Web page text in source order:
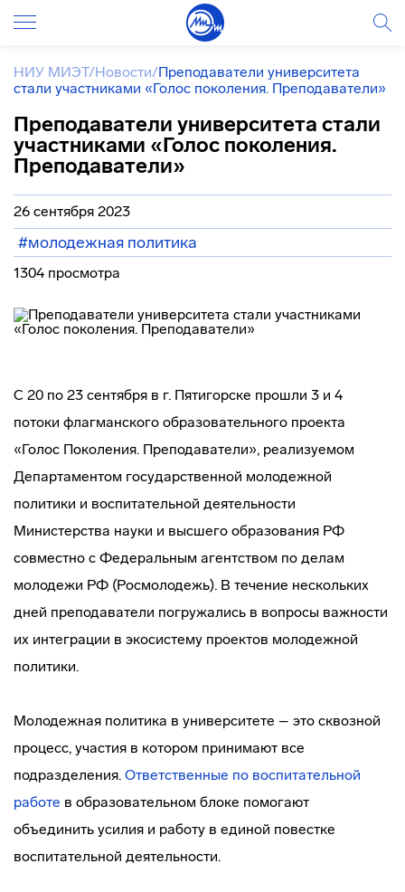
НИУ МИЭТ/Новости/Преподаватели университета
стали участниками «Голос поколения. Преподаватели»
Преподаватели университета стали
участниками «Голос поколения.
Преподаватели»
26 сентября 2023
#молодежная политика
1304 просмотра
С 20 по 23 сентября в г. Пятигорске прошли 3 и 4
потоки флагманского образовательного проекта
«Голос Поколения. Преподаватели», реализуемом
Департаментом государственной молодежной
политики и воспитательной деятельности
Министерства науки и высшего образования РФ
совместно с Федеральным агентством по делам
молодежи РФ (Росмолодежь). В течение нескольких
дней преподаватели погружались в вопросы важности
их интеграции в экосистему проектов молодежной
политики.
Молодежная политика в университете – это сквозной
процесс, участия в котором принимают все
подразделения. Ответственные по воспитательной
работе в образовательном блоке помогают
объединить усилия и работу в единой повестке
воспитательной деятельности.